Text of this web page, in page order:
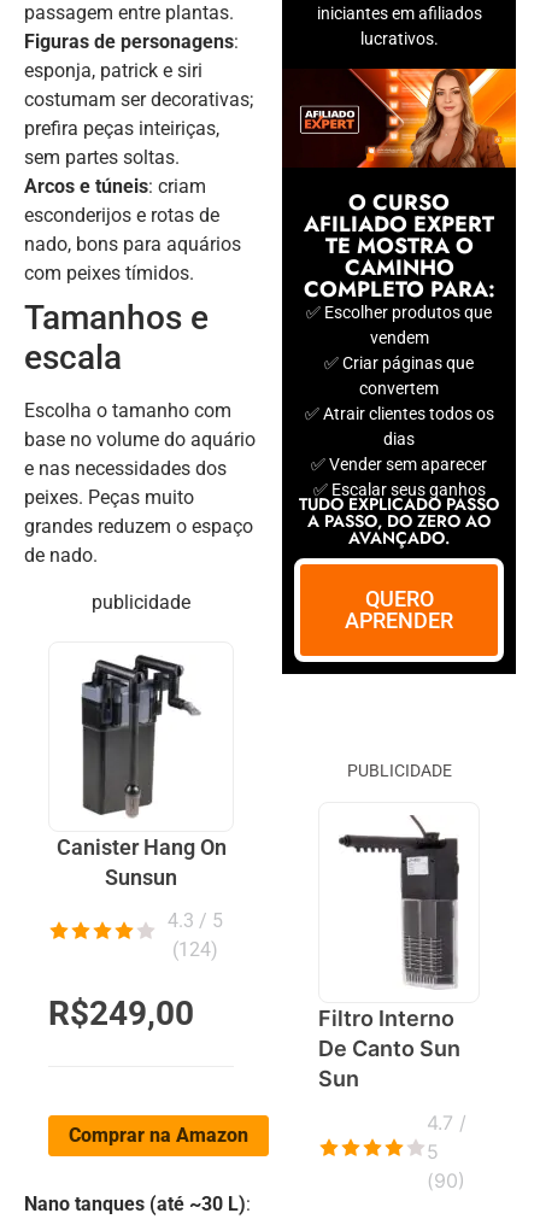
passagem entre plantas.
Figuras de personagens:
esponja, patrick e siri
costumam ser decorativas;
prefira peças inteiriças,
sem partes soltas.
Arcos e túneis: criam
esconderijos e rotas de
nado, bons para aquários
com peixes tímidos.
Tamanhos e
escala
Escolha o tamanho com
base no volume do aquário
e nas necessidades dos
peixes. Peças muito
grandes reduzem o espaço
de nado.
publicidade
Canister Hang On
Sunsun
4.3 / 5
(124)
R$249,00
Comprar na Amazon
Nano tanques (até ~30 L):
iniciantes em afiliados
lucrativos.
O CURSO
AFILIADO EXPERT
TE MOSTRA O
CAMINHO
COMPLETO PARA:
✅ Escolher produtos que
vendem
✅ Criar páginas que
convertem
✅ Atrair clientes todos os
dias
✅ Vender sem aparecer
✅ Escalar seus ganhos
TUDO EXPLICADO PASSO
A PASSO, DO ZERO AO
AVANÇADO.
QUERO
APRENDER
PUBLICIDADE
Filtro Interno
De Canto Sun
Sun
4.7 /
5
(90)